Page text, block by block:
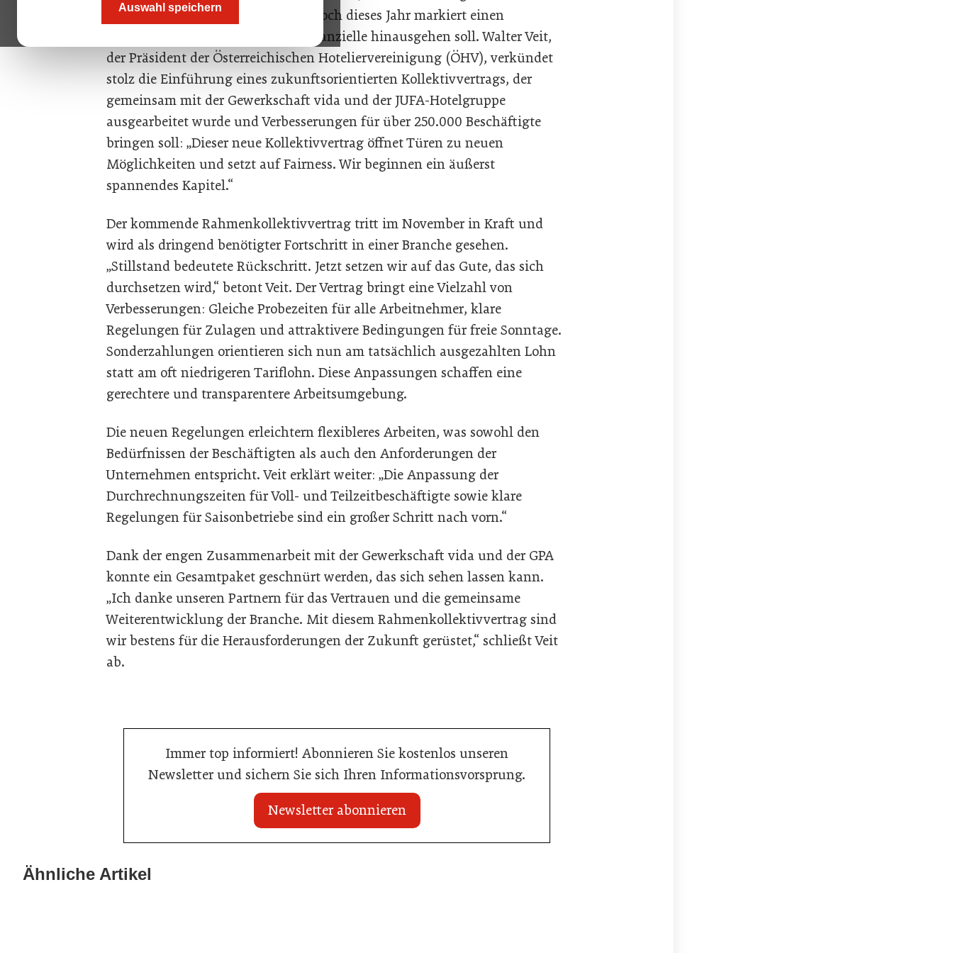
Auswahl speichern
Aspekte wie Löhne und Gehälter. Doch dieses Jahr markiert einen
Wendepunkt, der weit über das Finanzielle hinausgehen soll. Walter Veit,
der Präsident der Österreichischen Hoteliervereinigung (ÖHV), verkündet
stolz die Einführung eines zukunftsorientierten Kollektivvertrags, der
gemeinsam mit der Gewerkschaft vida und der JUFA-Hotelgruppe
ausgearbeitet wurde und Verbesserungen für über 250.000 Beschäftigte
bringen soll: „Dieser neue Kollektivvertrag öffnet Türen zu neuen
Möglichkeiten und setzt auf Fairness. Wir beginnen ein äußerst
spannendes Kapitel.“
Der kommende Rahmenkollektivvertrag tritt im November in Kraft und
wird als dringend benötigter Fortschritt in einer Branche gesehen.
„Stillstand bedeutete Rückschritt. Jetzt setzen wir auf das Gute, das sich
durchsetzen wird,“ betont Veit. Der Vertrag bringt eine Vielzahl von
Verbesserungen: Gleiche Probezeiten für alle Arbeitnehmer, klare
Regelungen für Zulagen und attraktivere Bedingungen für freie Sonntage.
Sonderzahlungen orientieren sich nun am tatsächlich ausgezahlten Lohn
statt am oft niedrigeren Tariflohn. Diese Anpassungen schaffen eine
gerechtere und transparentere Arbeitsumgebung.
Die neuen Regelungen erleichtern flexibleres Arbeiten, was sowohl den
Bedürfnissen der Beschäftigten als auch den Anforderungen der
Unternehmen entspricht. Veit erklärt weiter: „Die Anpassung der
Durchrechnungszeiten für Voll- und Teilzeitbeschäftigte sowie klare
Regelungen für Saisonbetriebe sind ein großer Schritt nach vorn.“
Dank der engen Zusammenarbeit mit der Gewerkschaft vida und der GPA
konnte ein Gesamtpaket geschnürt werden, das sich sehen lassen kann.
„Ich danke unseren Partnern für das Vertrauen und die gemeinsame
Weiterentwicklung der Branche. Mit diesem Rahmenkollektivvertrag sind
wir bestens für die Herausforderungen der Zukunft gerüstet,“ schließt Veit
ab.
Immer top informiert! Abonnieren Sie kostenlos unseren
Newsletter und sichern Sie sich Ihren Informationsvorsprung.
Newsletter abonnieren
Ähnliche Artikel
Land Steiermark startet